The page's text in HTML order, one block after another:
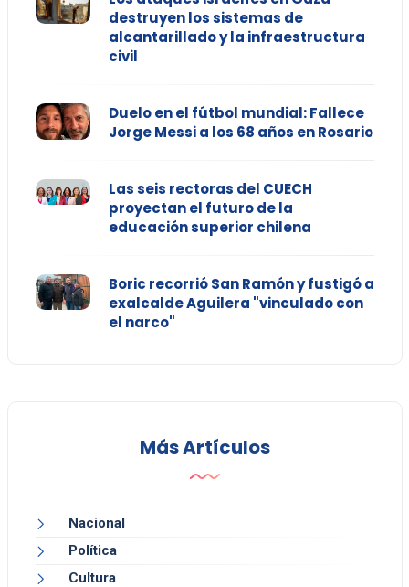
destruyen los sistemas de
alcantarillado y la infraestructura
civil
Duelo en el fútbol mundial: Fallece
Jorge Messi a los 68 años en Rosario
Las seis rectoras del CUECH
proyectan el futuro de la
educación superior chilena
Boric recorrió San Ramón y fustigó a
exalcalde Aguilera "vinculado con
el narco"
Más Artículos
Nacional
Política
Cultura